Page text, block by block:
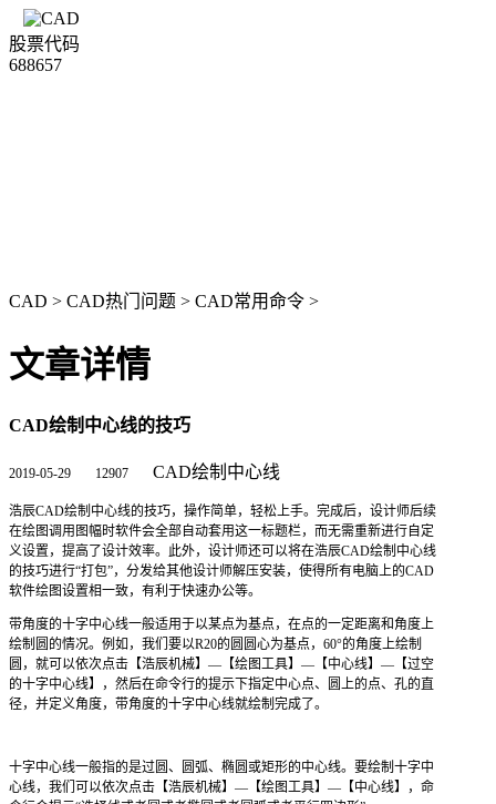
股票代码
688657
CAD > CAD热门问题 > CAD常用命令 >
文章详情
CAD绘制中心线的技巧
2019-05-29 12907 CAD绘制中心线
浩辰CAD绘制中心线的技巧，操作简单，轻松上手。完成后，设计师后续
在绘图调用图幅时软件会全部自动套用这一标题栏，而无需重新进行自定
义设置，提高了设计效率。此外，设计师还可以将在浩辰CAD绘制中心线
的技巧进行“打包”，分发给其他设计师解压安装，使得所有电脑上的CAD
软件绘图设置相一致，有利于快速办公等。
带角度的十字中心线一般适用于以某点为基点，在点的一定距离和角度上
绘制圆的情况。例如，我们要以R20的圆圆心为基点，60°的角度上绘制
圆，就可以依次点击【浩辰机械】—【绘图工具】—【中心线】—【过空
的十字中心线】，然后在命令行的提示下指定中心点、圆上的点、孔的直
径，并定义角度，带角度的十字中心线就绘制完成了。
十字中心线一般指的是过圆、圆弧、椭圆或矩形的中心线。要绘制十字中
心线，我们可以依次点击【浩辰机械】—【绘图工具】—【中心线】，命